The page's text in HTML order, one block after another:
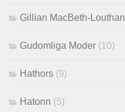
Gillian MacBeth-Louthan
Gudomliga Moder (10)
Hathors (9)
Hatonn (5)